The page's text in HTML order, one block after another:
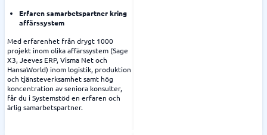
Erfaren samarbetspartner kring
affärssystem
Med erfarenhet från drygt 1000
projekt inom olika affärssystem (Sage
X3, Jeeves ERP, Visma Net och
HansaWorld) inom logistik, produktion
och tjänsteverksamhet samt hög
koncentration av seniora konsulter,
får du i Systemstöd en erfaren och
ärlig samarbetspartner.